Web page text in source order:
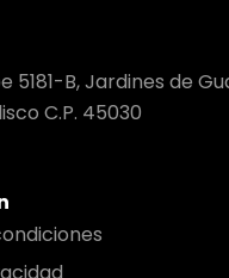
5181-B, Jardines de
C.P. 45030